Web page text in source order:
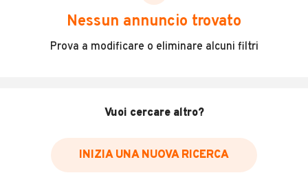
scegliere in modo trasparente e sicuro, come:
Incidenti in cui è stato coinvolto il veicolo
Data e luogo delle revisioni effettuate
Inserisci il numero di targa per verificare la disponibilità
Nessun annuncio trovato
Prova a modificare o eliminare alcuni filtri
Vuoi cercare altro?
INIZIA UNA NUOVA RICERCA